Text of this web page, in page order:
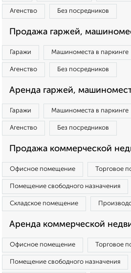
Агенство Без посредников
Продажа гаржей,
Гаражи Машиноместа в паркинге
Агенство Без посредников
Аренда гаржей,
Гаражи Машиноместа в паркинге
Агенство Без посредников
Продажа коммерческой
Офисное помещение Торговое
Помещение свободного назначения
Складское помещение
Аренда коммерческой
Офисное помещение Торговое
Помещение свободного назначения